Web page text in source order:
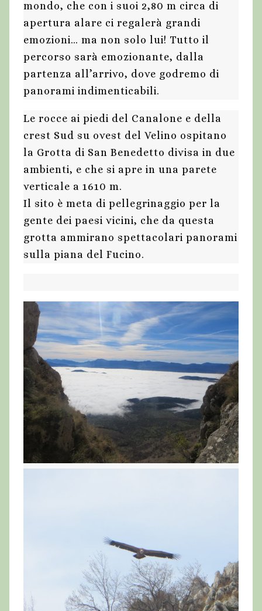
mondo, che con i suoi 2,80 m circa di
apertura alare ci regalerà grandi
emozioni… ma non solo lui! Tutto il
percorso sarà emozionante, dalla
partenza all’arrivo, dove godremo di
panorami indimenticabili.
Le rocce ai piedi del Canalone e della
crest Sud su ovest del Velino ospitano
la Grotta di San Benedetto divisa in due
ambienti, e che si apre in una parete
verticale a 1610 m.
Il sito è meta di pellegrinaggio per la
gente dei paesi vicini, che da questa
grotta ammirano spettacolari panorami
sulla piana del Fucino.